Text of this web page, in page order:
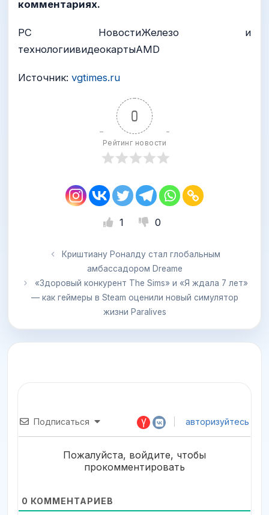
комментариях.
PC НовостиЖелезо и
технологиивидеокартыAMD
Источник: vgtimes.ru
0
Рейтинг новости
1 0
Криштиану Роналду стал глобальным
амбассадором Dreame
«Здоровый конкурент The Sims» и «Я ждала 7 лет»
— как геймеры в Steam оценили новый симулятор
жизни Paralives
Подписаться авторизуйтесь
Пожалуйста, войдите, чтобы
прокомментировать
0 КОММЕНТАРИЕВ